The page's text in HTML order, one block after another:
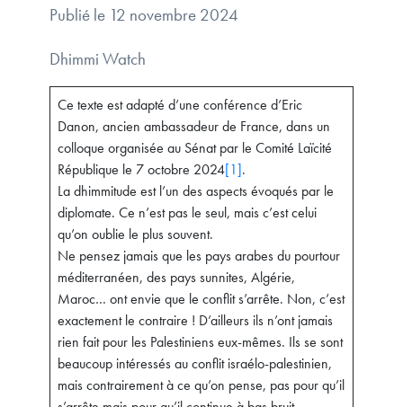
Publié le 12 novembre 2024
Dhimmi Watch
Ce texte est adapté d’une conférence d’Eric
Danon, ancien ambassadeur de France, dans un
colloque organisée au Sénat par le Comité Laïcité
République le 7 octobre 2024[1].
La dhimmitude est l’un des aspects évoqués par le
diplomate. Ce n’est pas le seul, mais c’est celui
qu’on oublie le plus souvent.
Ne pensez jamais que les pays arabes du pourtour
méditerranéen, des pays sunnites, Algérie,
Maroc… ont envie que le conflit s’arrête. Non, c’est
exactement le contraire ! D’ailleurs ils n’ont jamais
rien fait pour les Palestiniens eux-mêmes. Ils se sont
beaucoup intéressés au conflit israélo-palestinien,
mais contrairement à ce qu’on pense, pas pour qu’il